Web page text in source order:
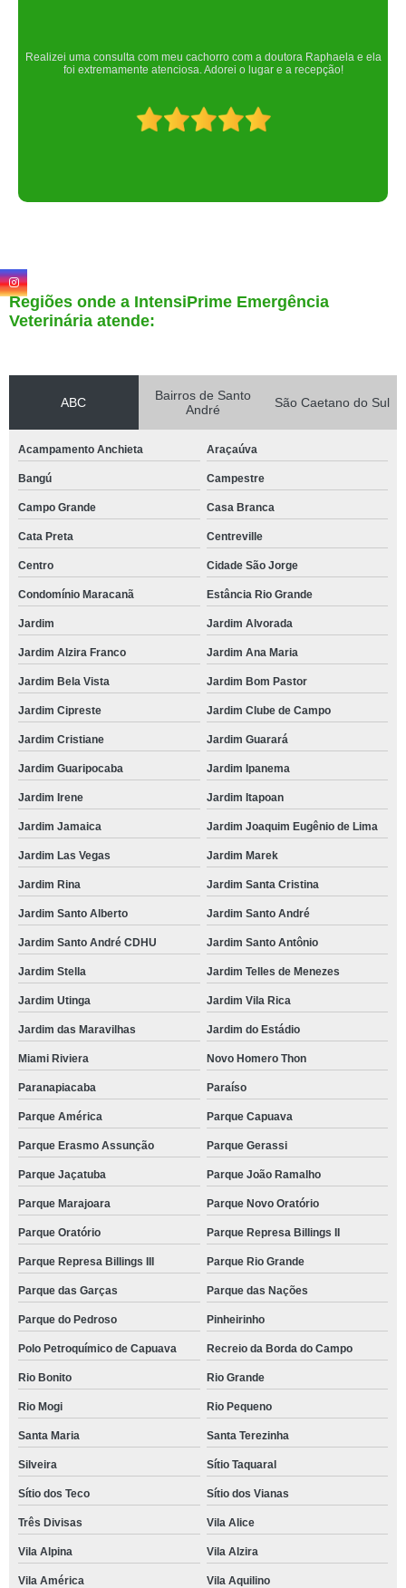
Um lugar maravilhoso. Sempre serei grata pelo que fizeram por nós!
Regiões onde a IntensiPrime Emergência
Veterinária atende:
ABC
Bairros de Santo
André
São Caetano do Sul
Acampamento Anchieta Araçaúva
Bangú Campestre
Campo Grande Casa Branca
Cata Preta Centreville
Centro Cidade São Jorge
Condomínio Maracanã Estância Rio Grande
Jardim Jardim Alvorada
Jardim Alzira Franco Jardim Ana Maria
Jardim Bela Vista Jardim Bom Pastor
Jardim Cipreste Jardim Clube de Campo
Jardim Cristiane Jardim Guarará
Jardim Guaripocaba Jardim Ipanema
Jardim Irene Jardim Itapoan
Jardim Jamaica Jardim Joaquim Eugênio de Lima
Jardim Las Vegas Jardim Marek
Jardim Rina Jardim Santa Cristina
Jardim Santo Alberto Jardim Santo André
Jardim Santo André CDHU Jardim Santo Antônio
Jardim Stella Jardim Telles de Menezes
Jardim Utinga Jardim Vila Rica
Jardim das Maravilhas Jardim do Estádio
Miami Riviera Novo Homero Thon
Paranapiacaba Paraíso
Parque América Parque Capuava
Parque Erasmo Assunção Parque Gerassi
Parque Jaçatuba Parque João Ramalho
Parque Marajoara Parque Novo Oratório
Parque Oratório Parque Represa Billings II
Parque Represa Billings III Parque Rio Grande
Parque das Garças Parque das Nações
Parque do Pedroso Pinheirinho
Polo Petroquímico de Capuava Recreio da Borda do Campo
Rio Bonito Rio Grande
Rio Mogi Rio Pequeno
Santa Maria Santa Terezinha
Silveira Sítio Taquaral
Sítio dos Teco Sítio dos Vianas
Três Divisas Vila Alice
Vila Alpina Vila Alzira
Vila América Vila Aquilino